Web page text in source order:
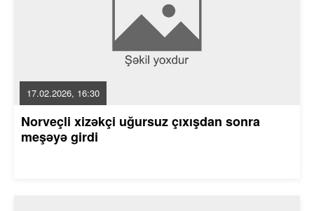
17.02.2026, 16:30
Norveçli xizəkçi uğursuz çıxışdan sonra
meşəyə girdi